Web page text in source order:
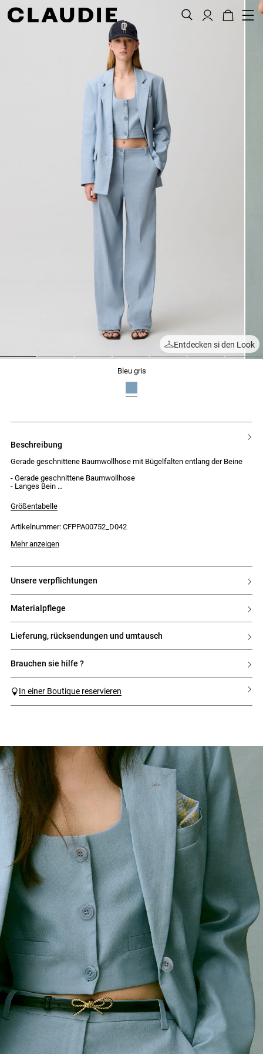
Entdecken si den Look
bleu gris
beschreibung
Gerade geschnittene Baumwollhose mit Bügelfalten entlang der Beine
- Gerade geschnittene Baumwollhose
- Langes Bein
- Verschluss mit einem Ton-in-Ton-Knopf und Hosenschlitz
- 5 Gürtelschlaufen
- 2 Paspeltaschen hinten
Größentabelle
Artikelnummer: CFPPA00752_D042
Mehr anzeigen
unsere verpflichtungen
materialpflege
lieferung, rücksendungen und umtausch
brauchen sie hilfe ?
In einer Boutique reservieren